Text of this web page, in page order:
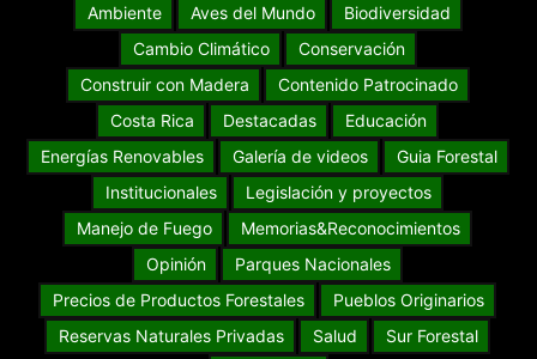
Ambiente
Aves del Mundo
Biodiversidad
Cambio Climático
Conservación
Construir con Madera
Contenido Patrocinado
Costa Rica
Destacadas
Educación
Energías Renovables
Galería de videos
Guia Forestal
Institucionales
Legislación y proyectos
Manejo de Fuego
Memorias&Reconocimientos
Opinión
Parques Nacionales
Precios de Productos Forestales
Pueblos Originarios
Reservas Naturales Privadas
Salud
Sur Forestal